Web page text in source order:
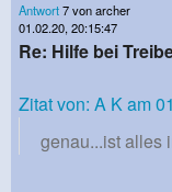
Antwort7 von archer
01.02.20, 20:15:47
Re: Hilfe bei
Zitat von: A K am
genau...ist alles